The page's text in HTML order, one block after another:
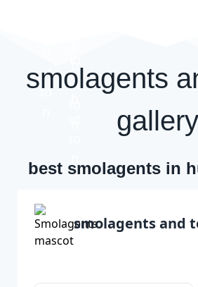
smolagents
gallery
best smolagents in